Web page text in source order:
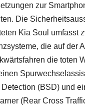
zur
Die
Kia Soul umfasst
die auf der
die toten
(BSD) und
(Rear Cross